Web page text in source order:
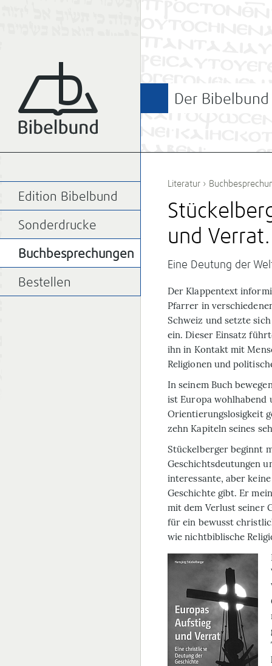
Der Bibelbund
Literatur ›
und Verrat.
Eine Deutung der
Der Klappentext
Pfarrer in
Schweiz und setzte
ein. Dieser Einsatz
ihn in Kontakt mit
Religionen und
In seinem Buch
ist Europa wohlhabend
Orientierungslosigkeit
zehn Kapiteln seines
Stückelberger beginnt
Geschichtsdeutungen
interessante, aber
Geschichte gibt. Er
mit dem Verlust seiner
für ein bewusst
wie nichtbiblische
Edition Bibelbund
Sonderdrucke
Buchbesprechungen
Bestellen